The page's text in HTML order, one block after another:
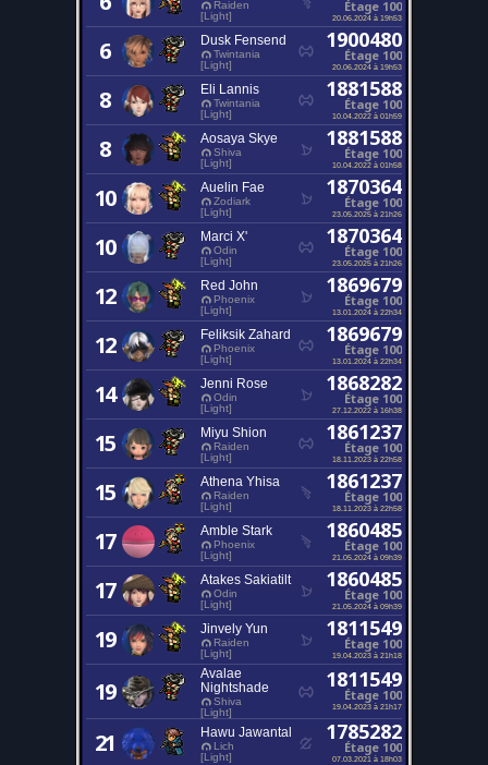
Raiden
[Light]
Étage 100
20.06.2024 à 19h53
6 Dusk Fensend
Twintania
[Light]
1900480
Étage 100
20.06.2024 à 19h53
8 Eli Lannis
Twintania
[Light]
1881588
Étage 100
10.04.2022 à 01h59
8 Aosaya Skye
Shiva
[Light]
1881588
Étage 100
10.04.2022 à 01h58
10 Auelin Fae
Zodiark
[Light]
1870364
Étage 100
23.05.2025 à 21h26
10 Marci X'
Odin
[Light]
1870364
Étage 100
23.05.2025 à 21h26
12 Red John
Phoenix
[Light]
1869679
Étage 100
13.01.2024 à 22h34
12 Feliksik Zahard
Phoenix
[Light]
1869679
Étage 100
13.01.2024 à 22h34
14 Jenni Rose
Odin
[Light]
1868282
Étage 100
27.12.2022 à 16h38
15 Miyu Shion
Raiden
[Light]
1861237
Étage 100
18.11.2023 à 22h58
15 Athena Yhisa
Raiden
[Light]
1861237
Étage 100
18.11.2023 à 22h58
17 Amble Stark
Phoenix
[Light]
1860485
Étage 100
21.05.2024 à 09h39
17 Atakes Sakiatilt
Odin
[Light]
1860485
Étage 100
21.05.2024 à 09h39
19 Jinvely Yun
Raiden
[Light]
1811549
Étage 100
19.04.2023 à 21h18
19
Avalae
Nightshade
Shiva
[Light]
1811549
Étage 100
19.04.2023 à 21h17
21 Hawu Jawantal
Lich
[Light]
1785282
Étage 100
07.03.2021 à 18h03